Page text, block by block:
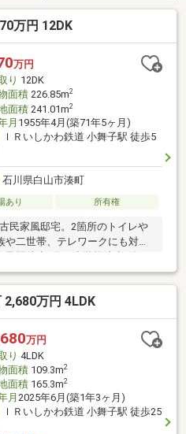
万円 12DK
万円
り 12DK
面積226.85m2
面積241.01m2
月 1955年4月(築71年5ヶ月)
ＩＲいしかわ鉄道 小舞子駅 徒歩5
石川県白山市湊町
あり 所有権
民家風邸宅。2箇所のトイレや
二世帯、テレワークにも対応
な立地。さらに日本海と手取川
を身近に感じられます。・利便
でも快適に暮らせる贅沢な住
る場合は現況優先とします。※
備は現地でご確認ください。※
売主負担にて撤去・処分するも
部増築箇所あり
万円 4LDK
万円
り 4LDK
面積109.3m2
面積165.3m2
月 2025年6月(築1年3ヶ月)
ＩＲいしかわ鉄道 小舞子駅 徒歩25